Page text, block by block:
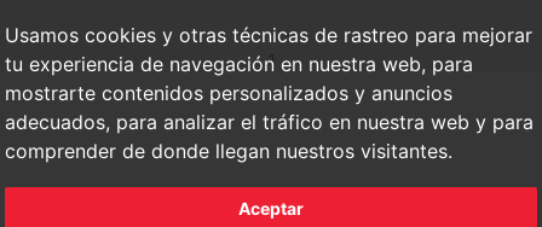
Usamos cookies y otras técnicas de rastreo para mejorar
tu experiencia de navegación en nuestra web, para
mostrarte contenidos personalizados y anuncios
adecuados, para analizar el tráfico en nuestra web y para
comprender de donde llegan nuestros visitantes.
Aceptar
1